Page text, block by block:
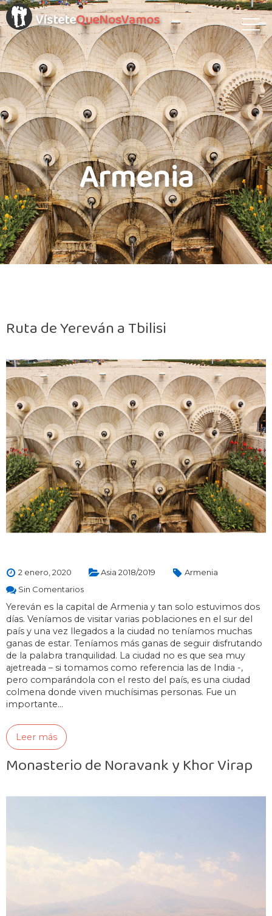
VísteteQueNosVamos
Armenia
Ruta de Yereván a Tbilisi
2 enero, 2020 Asia 2018/2019
Armenia
Sin Comentarios
Yereván es la capital de Armenia y tan solo estuvimos dos
días. Veníamos de visitar varias poblaciones en el sur del
país y una vez llegados a la ciudad no teníamos muchas
ganas de estar. Teníamos más ganas de seguir disfrutando
de la palabra tranquilidad. La ciudad no es que sea muy
ajetreada – si tomamos como referencia las de India -,
pero comparándola con el resto del país, es una ciudad
colmena donde viven muchísimas personas. Fue un
importante…
Leer más
Monasterio de Noravank y Khor Virap